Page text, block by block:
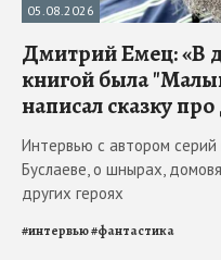
05.08.2026
Дмитрий Емец: «В
книгой была
написал сказку
Интервью с автором
Буслаеве, о шнырах,
других героях
#интервью#фантастика